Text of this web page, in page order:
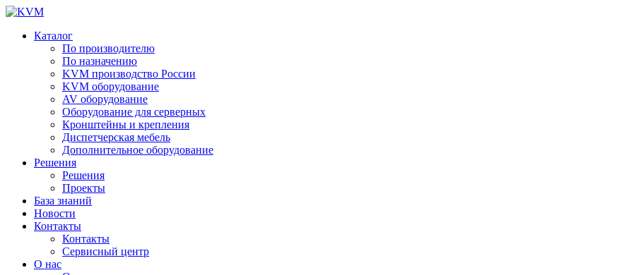
Каталог
По производителю
По назначению
KVM производство России
KVM оборудование
AV оборудование
Оборудование для серверных
Кронштейны и крепления
Диспетчерская мебель
Дополнительное оборудование
Решения
Решения
Проекты
База знаний
Новости
Контакты
Контакты
Сервисный центр
О нас